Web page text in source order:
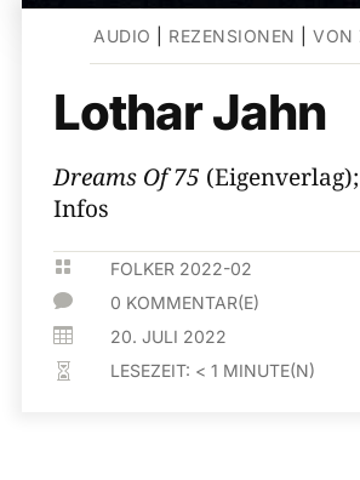
AUDIO REZENSIONEN |VON
Lothar Jahn
Dreams Of 75
Infos
 FOLKER 2022-02
 0 KOMMENTAR(E)
 20. JULI 2022
 LESEZEIT: < 1 MINUTE(N)